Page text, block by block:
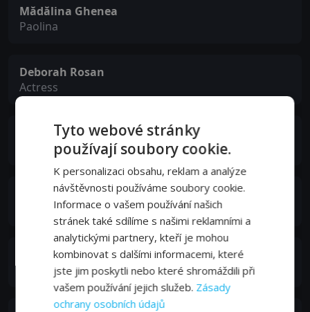
Mădălina Ghenea
Paolina
Deborah Rosan
Actress
Vic Waghorn
Pedestrian
Nathan Stewart-Jarrett
Luca Franzoni
Dom's Prison Buddy
Tyto webové stránky
používají soubory cookie.
K personalizaci obsahu, reklam a analýze
návštěvnosti používáme soubory cookie.
Informace o vašem používání našich
stránek také sdílíme s našimi reklamními a
analytickými partnery, kteří je mohou
kombinovat s dalšími informacemi, které
jste jim poskytli nebo které shromáždili při
vašem používání jejich služeb. Zásady
ochrany osobních údajů